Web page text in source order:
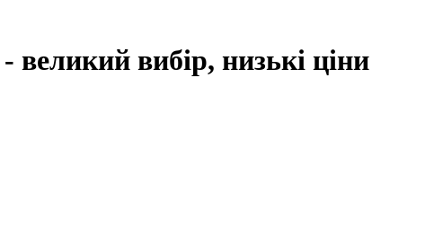
великий вибір, низькі ціни